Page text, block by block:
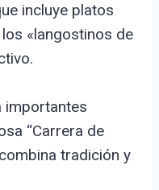
incluye platos
«langostinos de
importantes
“Carrera de
tradición y